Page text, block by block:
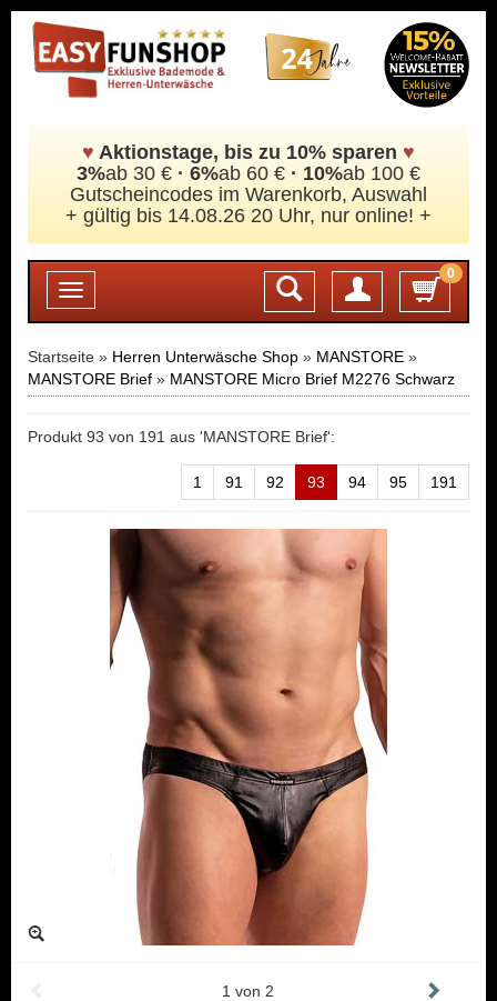
♥ Aktionstage, bis zu 10% sparen ♥
3%ab 30 € · 6%ab 60 € · 10%ab 100 €
Gutscheincodes im Warenkorb, Auswahl
+ gültig bis 14.08.26 20 Uhr, nur online! +
Toggle
navigation
0
Login
Startseite » Herren Unterwäsche Shop » MANSTORE »
MANSTORE Brief » MANSTORE Micro Brief M2276 Schwarz
Produkt 93 von 191 aus 'MANSTORE Brief':
1 91 92 93 94 95 191
1 von 2